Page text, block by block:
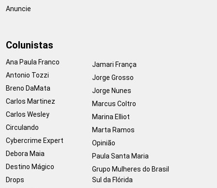
Anuncie
Colunistas
Ana Paula Franco
Antonio Tozzi
Breno DaMata
Carlos Martinez
Carlos Wesley
Circulando
Cybercrime Expert
Debora Maia
Destino Mágico
Drops
Jamari França
Jorge Grosso
Jorge Nunes
Marcus Coltro
Marina Elliot
Marta Ramos
Opinião
Paula Santa Maria
Grupo Mulheres do Brasil
Sul da Flórida